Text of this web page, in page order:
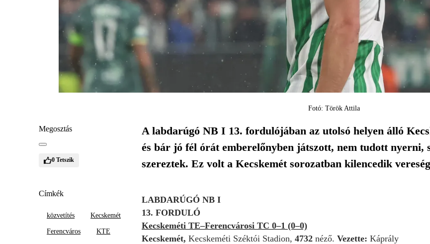
Fotó: Török Attila
Megosztás
0 Tetszik
Címkék
közvetítés Kecskemét
Ferencváros KTE
A labdarúgó NB I 13. fordulójában az utolsó helyen álló
és bár jó fél órát emberelőnyben játszott, nem tudott nyerni,
szereztek. Ez volt a Kecskemét sorozatban kilencedik
LABDARÚGÓ NB I
13. FORDULÓ
Kecskeméti TE–Ferencvárosi TC 0–1 (0–0)
Kecskemét, Kecskeméti Széktói Stadion, 4732 néző. Vezette: Káprály